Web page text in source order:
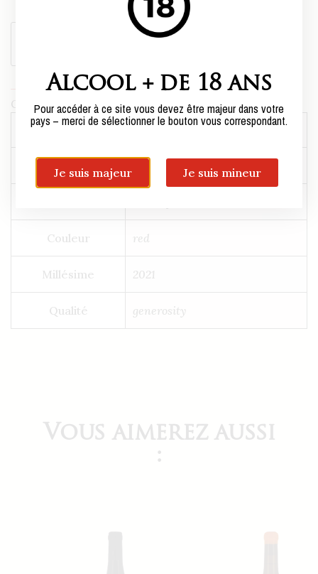
Add to cart
Category:Beaujolais
Weight 8,4 kg
Centilisation
Couleur red
Millésime 2021
Qualité generosity
Vous aimerez aussi
:
Alcool + de 18 ans
Pour accéder à ce site vous devez être majeur dans votre
pays – merci de sélectionner le bouton vous correspondant.
Je suis majeur Je suis mineur